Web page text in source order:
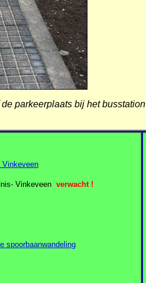
parkeerplaats bij het busstation
Vinkeveen
Vinkeveen verwacht !
spoorbaanwandeling